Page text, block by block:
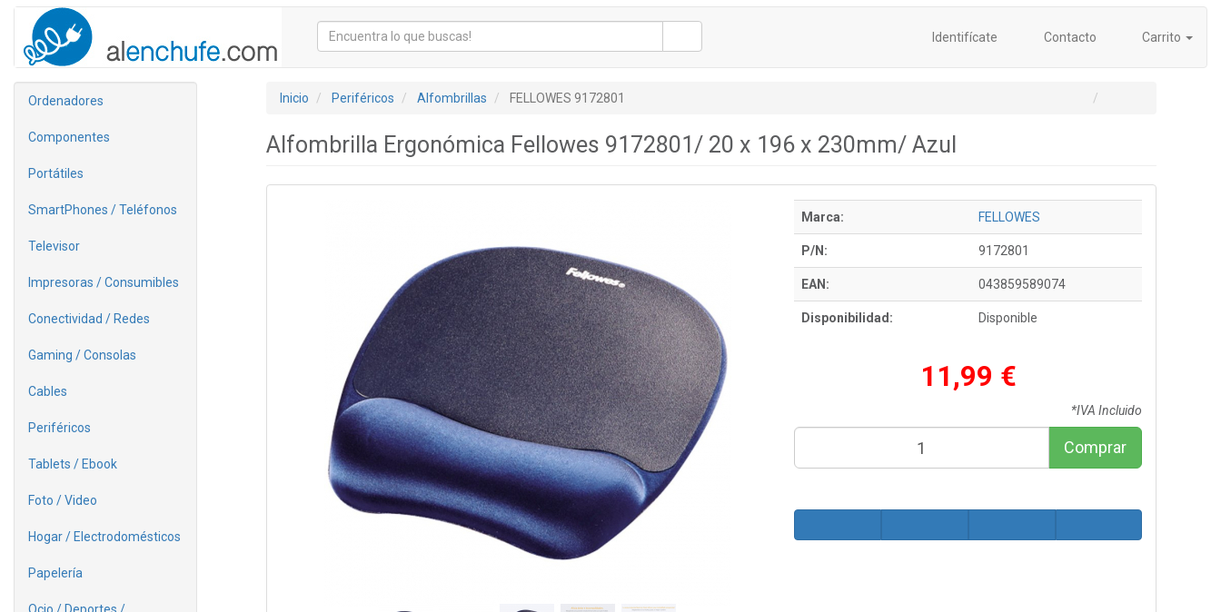
Identifícate Contacto Carrito
Ordenadores
Componentes
Portátiles
SmartPhones / Teléfonos
Televisor
Impresoras / Consumibles
Conectividad / Redes
Gaming / Consolas
Cables
Periféricos
Tablets / Ebook
Foto / Video
Hogar / Electrodomésticos
Papelería
Inicio Periféricos Alfombrillas FELLOWES 9172801
Alfombrilla Ergonómica Fellowes 9172801/ 20 x 196 x 230mm/ Azul
Marca: FELLOWES
P/N: 9172801
EAN: 043859589074
Disponibilidad: Disponible
11,99 €
*IVA Incluido
Comprar